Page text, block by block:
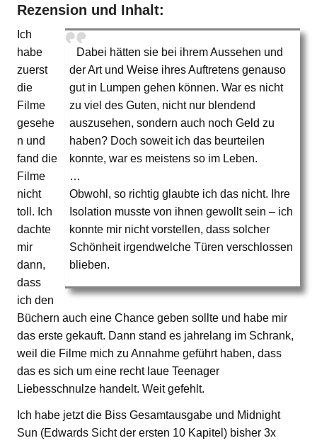
Rezension und Inhalt:
Dabei hätten sie bei ihrem Aussehen und
der Art und Weise ihres Auftretens genauso
gut in Lumpen gehen können. War es nicht
zu viel des Guten, nicht nur blendend
auszusehen, sondern auch noch Geld zu
haben? Doch soweit ich das beurteilen
konnte, war es meistens so im Leben.
…
Obwohl, so richtig glaubte ich das nicht. Ihre
Isolation musste von ihnen gewollt sein – ich
konnte mir nicht vorstellen, dass solcher
Schönheit irgendwelche Türen verschlossen
blieben.
Ich
habe
zuerst
die
Filme
gesehe
n und
fand die
Filme
nicht
toll. Ich
dachte
mir
dann,
dass
ich den
Büchern auch eine Chance geben sollte und habe mir
das erste gekauft. Dann stand es jahrelang im Schrank,
weil die Filme mich zu Annahme geführt haben, dass
das es sich um eine recht laue Teenager
Liebesschnulze handelt. Weit gefehlt.
Ich habe jetzt die Biss Gesamtausgabe und Midnight
Sun (Edwards Sicht der ersten 10 Kapitel) bisher 3x